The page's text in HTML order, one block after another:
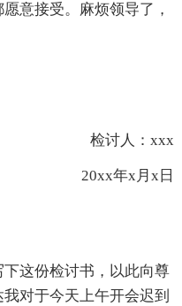
意接受。麻烦领导了，
检讨人：xxx
20xx年x月x日
这份检讨书，以此向尊
对于今天上午开会迟到